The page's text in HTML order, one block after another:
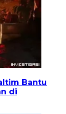
Bantu
di